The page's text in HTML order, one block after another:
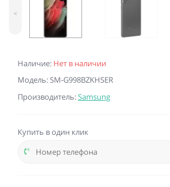
Наличие: Нет в наличии
Модель: SM-G998BZKHSER
Производитель:Samsung
<
Купить в один клик